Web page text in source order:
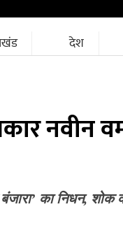
देश
नवीन
का निधन, शोक